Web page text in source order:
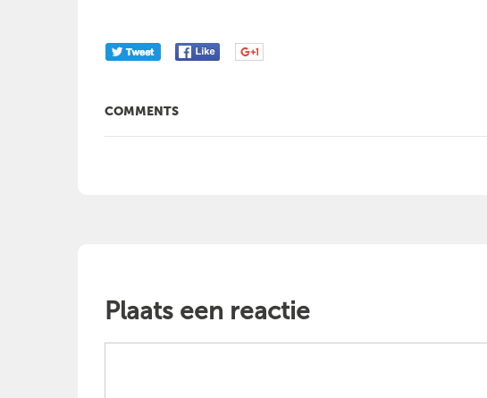
COMMENTS
Plaats een reactie